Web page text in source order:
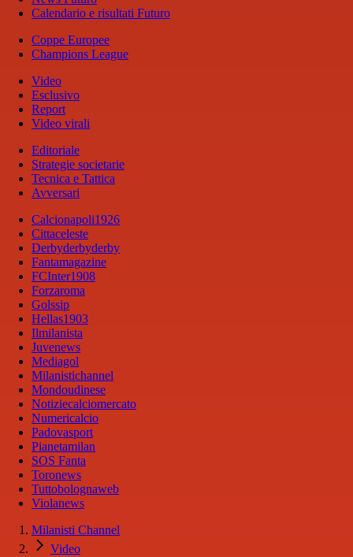
Calendario e risultati Futuro
Coppe Europee
Champions League
Video
Esclusivo
Report
Video virali
Editoriale
Strategie societarie
Tecnica e Tattica
Avversari
Calcionapoli1926
Cittaceleste
Derbyderbyderby
Fantamagazine
FCInter1908
Forzaroma
Golssip
Hellas1903
Ilmilanista
Juvenews
Mediagol
Milanistichannel
Mondoudinese
Notiziecalciomercato
Numericalcio
Padovasport
Pianetamilan
SOS Fanta
Toronews
Tuttobolognaweb
Violanews
Milanisti Channel
Video